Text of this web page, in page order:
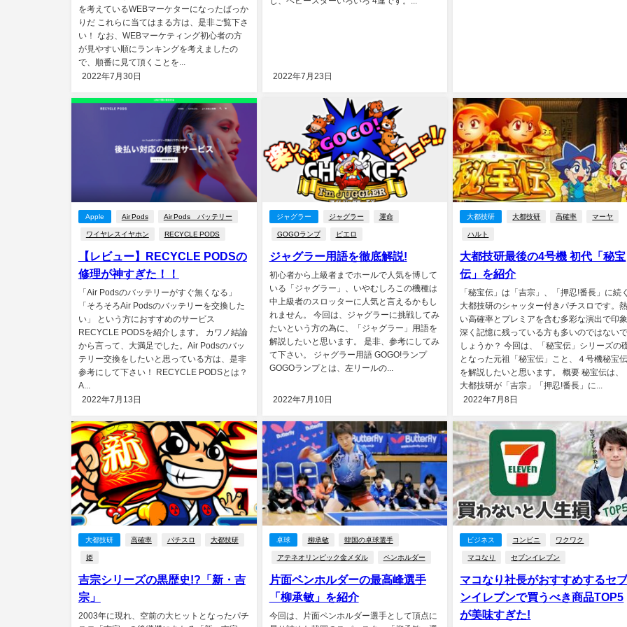
を考えているWEBマーケターになったばっか
りだ これらに当てはまる方は、是非ご覧下さ
い！ なお、WEBマーケティング初心者の方
が見やすい順にランキングを考えましたの
で、順番に見て頂くことを...
2022年7月30日
2022年7月23日
Apple Air Pods Air Pods バッテリー
ワイヤレスイヤホン RECYCLE PODS
【レビュー】RECYCLE PODSの
修理が神すぎた！！
「Air Podsのバッテリーがすぐ無くなる」
「そろそろAir Podsのバッテリーを交換した
い」 という方におすすめのサービス
RECYCLE PODSを紹介します。 カワノ結論
から言って、大満足でした。Air Podsのバッ
テリー交換をしたいと思っている方は、是非
参考にして下さい！ RECYCLE PODSとは？
A...
2022年7月13日
ジャグラー ジャグラー 運命
GOGOランプ ピエロ
ジャグラー用語を徹底解説!
初心者から上級者までホールで人気を博して
いる「ジャグラー」、いやむしろこの機種は
中上級者のスロッターに人気と言えるかもし
れません。 今回は、ジャグラーに挑戦してみ
たいという方の為に、「ジャグラー」用語を
解説したいと思います。 是非、参考にしてみ
て下さい。 ジャグラー用語 GOGO!ランプ
GOGOランプとは、左リールの...
2022年7月10日
大都技研 大都技研 高確率 マーヤ
ハルト
大都技研最後の4号機 初代「秘宝
伝」を紹介
「秘宝伝」は「吉宗」、「押忍!番長」に続
大都技研のシャッター付きパチスロです。
い高確率とプレミアを含む多彩な演出で印
深く記憶に残っている方も多いのではない
しょうか？ 今回は、「秘宝伝」シリーズの
となった元祖「秘宝伝」こと、４号機秘宝
を解説したいと思います。 概要 秘宝伝は、
大都技研が「吉宗」「押忍!番長」に...
2022年7月8日
大都技研 高確率 パチスロ 大都技研
姫
吉宗シリーズの黒歴史!?「新・吉
宗」
2003年に現れ、空前の大ヒットとなったパチ
卓球 柳承敏 韓国の卓球選手
アテネオリンピック金メダル ペンホルダー
片面ペンホルダーの最高峰選手
「柳承敏」を紹介
今回は、片面ペンホルダー選手として頂点に
ビジネス コンビニ ワクワク
マコなり セブンイレブン
マコなり社長がおすすめするセ
ンイレブンで買うべき商品TOP5
が美味すぎた!